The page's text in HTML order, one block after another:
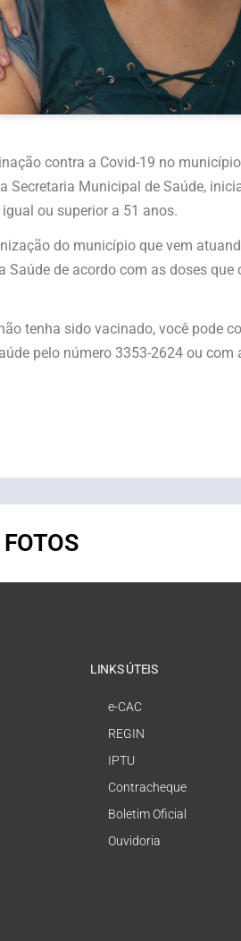
contra a Covid-19 no
Municipal de Saúde,
ou superior a 51 anos.
do município que vem
de acordo com as doses que
tenha sido vacinado, você pode
pelo número 3353-2624 ou com
LINKS ÚTEIS
e-CAC
REGIN
IPTU
Contracheque
Boletim Oficial
Ouvidoria